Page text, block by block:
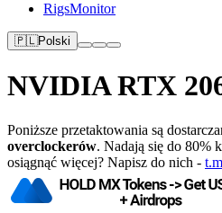
RigsMonitor
🇵🇱Polski
NVIDIA RTX
Poniższe przetaktowania są
overclockerów. Nadają się do 80%
osiągnąć więcej? Napisz do nich -